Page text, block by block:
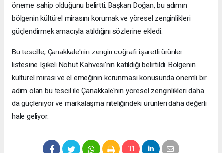
öneme sahip olduğunu belirtti. Başkan Doğan, bu adımın
bölgenin kültürel mirasını korumak ve yöresel zenginlikleri
güçlendirmek amacıyla atıldığını sözlerine ekledi.
Bu tescille, Çanakkale'nin zengin coğrafi işaretli ürünler
listesine Işıkeli Nohut Kahvesi'nin katıldığı belirtildi. Bölgenin
kültürel mirası ve el emeğinin korunması konusunda önemli bir
adım olan bu tescil ile Çanakkale'nin yöresel zenginlikleri daha
da güçleniyor ve markalaşma niteliğindeki ürünleri daha değerli
hale geliyor.